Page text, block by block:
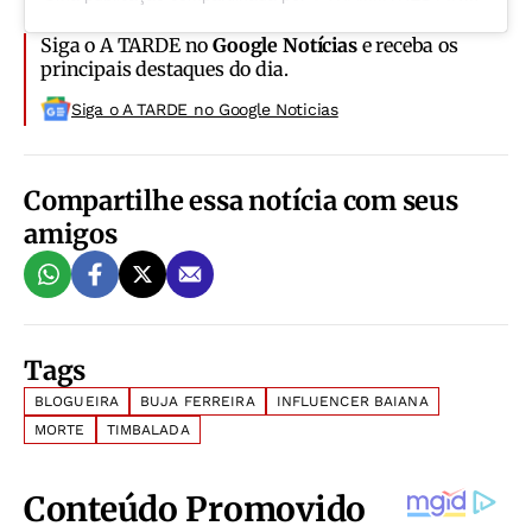
Siga o A TARDE noGoogle Notíciase receba os
principais destaques do dia.
Siga o A TARDE no Google Noticias
Compartilhe essa notícia com seus
amigos
Tags
BLOGUEIRA BUJA FERREIRA
INFLUENCER BAIANA
MORTE
TIMBALADA